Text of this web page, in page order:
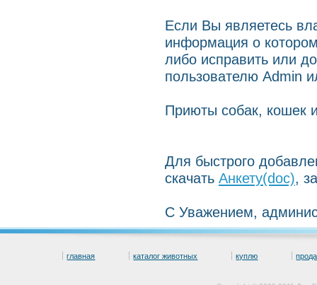
Если Вы являетесь
информация о
либо исправить или
пользователю Admin
Приюты собак, кошек
Для быстрого
скачать Анкету(doc),
С Уважением,
главная каталог животных куплю